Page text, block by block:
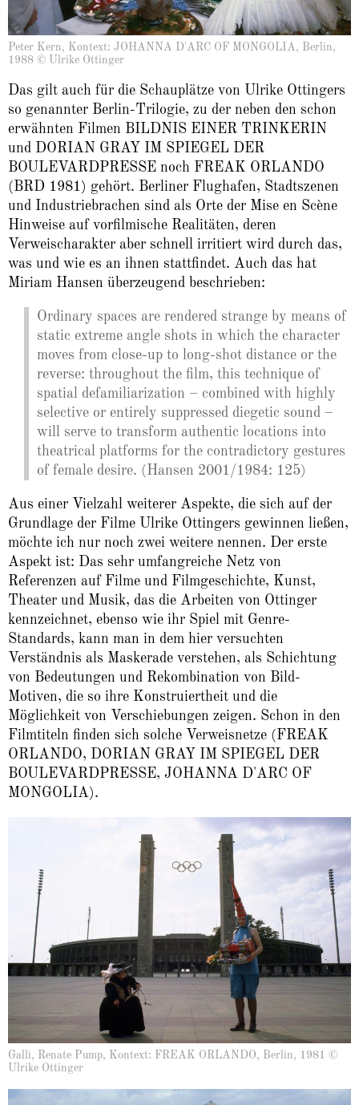
Peter Kern, Kontext: JOHANNA D'ARC OF MONGOLIA, Berlin,
1988 © Ulrike Ottinger
Das gilt auch für die Schauplätze von Ulrike Ottingers
so genannter Berlin-Trilogie, zu der neben den schon
erwähnten Filmen BILDNIS EINER TRINKERIN
und DORIAN GRAY IM SPIEGEL DER
BOULEVARDPRESSE noch FREAK ORLANDO
(BRD 1981) gehört. Berliner Flughafen, Stadtszenen
und Industriebrachen sind als Orte der Mise en Scène
Hinweise auf vorfilmische Realitäten, deren
Verweischarakter aber schnell irritiert wird durch das,
was und wie es an ihnen stattfindet. Auch das hat
Miriam Hansen überzeugend beschrieben:
Ordinary spaces are rendered strange by means of
static extreme angle shots in which the character
moves from close-up to long-shot distance or the
reverse: throughout the film, this technique of
spatial defamiliarization – combined with highly
selective or entirely suppressed diegetic sound –
will serve to transform authentic locations into
theatrical platforms for the contradictory gestures
of female desire. (Hansen 2001/1984: 125)
Aus einer Vielzahl weiterer Aspekte, die sich auf der
Grundlage der Filme Ulrike Ottingers gewinnen ließen,
möchte ich nur noch zwei weitere nennen. Der erste
Aspekt ist: Das sehr umfangreiche Netz von
Referenzen auf Filme und Filmgeschichte, Kunst,
Theater und Musik, das die Arbeiten von Ottinger
kennzeichnet, ebenso wie ihr Spiel mit Genre-
Standards, kann man in dem hier versuchten
Verständnis als Maskerade verstehen, als Schichtung
von Bedeutungen und Rekombination von Bild-
Motiven, die so ihre Konstruiertheit und die
Möglichkeit von Verschiebungen zeigen. Schon in den
Filmtiteln finden sich solche Verweisnetze (FREAK
ORLANDO, DORIAN GRAY IM SPIEGEL DER
BOULEVARDPRESSE, JOHANNA D'ARC OF
MONGOLIA).
Galli, Renate Pump, Kontext: FREAK ORLANDO, Berlin, 1981 ©
Ulrike Ottinger